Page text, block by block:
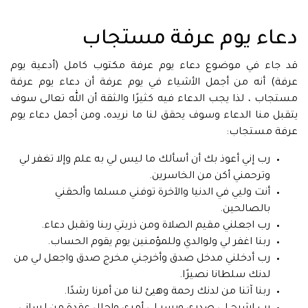
دعاء يوم عرفة مستجاب
قد جاء في موضوع دعاء يوم عرفة مكتوب كامل (أدعية يوم
عرفة) أنه من أجمل الأشياء في يوم عرفة أن دعاء يوم عرفة
مستجاب ، لذا يجب الدعاء فيه كثيرًا والثقة أن الله تعالى سوف
يتقبل منا الدعاء وسوف يحقق لنا ما نريده، ومن أجمل دعاء يوم
عرفة مستجاب:
رب إني أعوذ بك أن أسألك ما ليس لي به علم وإلا تغفر لي
وترحمني أكن من الخاسرين.
أنت وليي في الدنيا والآخرة توفني مسلما وألحقني
بالصالحين.
ر‌ب اجعلني مقيم الصلاة ومن ذريتي ر‌بنا وتقبل دعاء.
ربنا اغفر لي ولوالدي وللمؤمنين يوم يقوم الحساب.
رب أدخلني مدخل صدق وأخرجني مخرج صدق واجعل لي من
لدنك سلطانا نصيرًا.
ربنا آتنا من لدنك رحمة وهيئ لنا من أمرنا رشدًا.